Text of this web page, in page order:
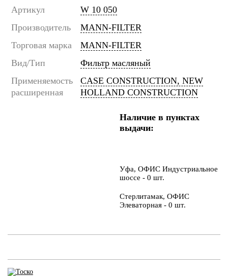
Артикул
W 10 050
Производитель
MANN-FILTER
Торговая марка
MANN-FILTER
Вид/Тип
Фильтр масляный
Применяемость
расширенная
CASE CONSTRUCTION, NEW
HOLLAND CONSTRUCTION
Наличие в пунктах
выдачи:
Уфа, ОФИС Индустриальное
шоссе - 0 шт.
Стерлитамак, ОФИС
Элеваторная - 0 шт.